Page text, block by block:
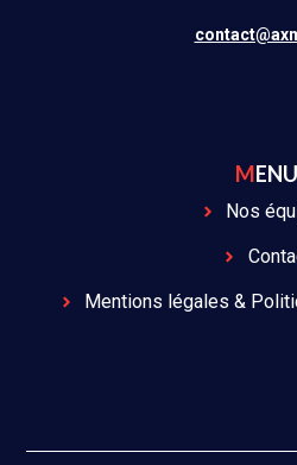
MENU
Nos
Mentions légales &